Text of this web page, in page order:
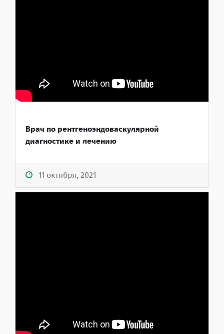
Врач по рентгеноэндоваскулярной
диагностике и лечению
11 октября, 2021